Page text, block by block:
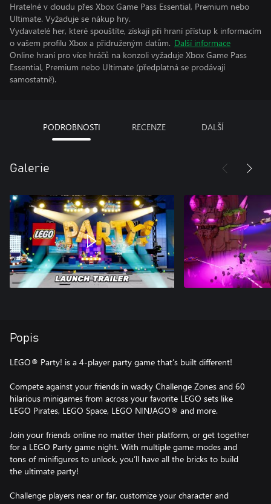
Hratelné v cloudu přes Xbox Game Pass Essential, Premium nebo
Ultimate. Vyžaduje se nákup hry.
Vydavatelé her, které spouštíte, získají při hraní přístup k informacím
o vašem profilu Xbox a přidruženým datům. Další informace
Online hraní pro více hráčů na konzoli vyžaduje Xbox Game Pass
Essential, Premium nebo Ultimate (předplatná se prodávají
samostatně).
PODROBNOSTI RECENZE DALŠÍ
Galerie
Popis
LEGO® Party! is a 4-player party game that’s built different!
Compete against your friends in wacky Challenge Zones and 60
hilarious minigames from across your favorite LEGO sets like
LEGO Pirates, LEGO Space, LEGO NINJAGO® and more.
Join your friends online no matter their platform, or get together
for a LEGO Party game night. With multiple game modes and
tons of minifigures to unlock, you’ll have all the bricks to build
the ultimate party!
Challenge players near or far, customize your character and